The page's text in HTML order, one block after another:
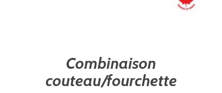
Combinaison
couteau/fourchette